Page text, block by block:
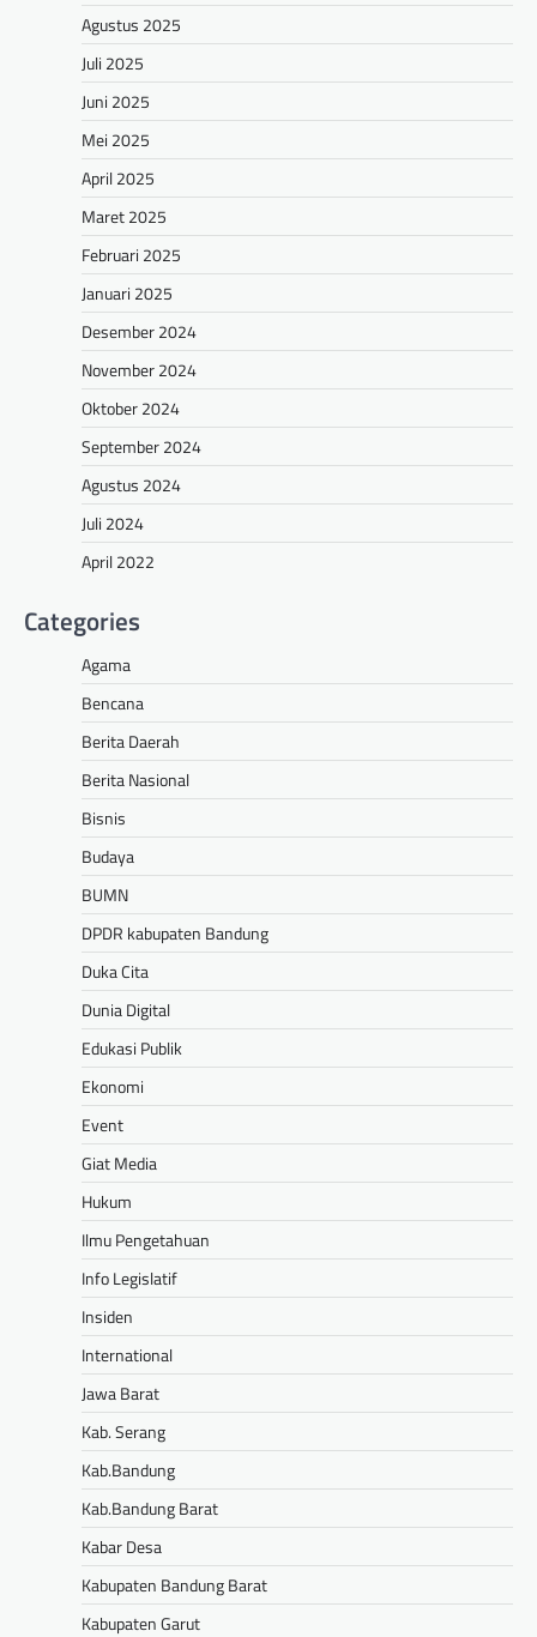
Agustus 2025
Juli 2025
Juni 2025
Mei 2025
April 2025
Maret 2025
Februari 2025
Januari 2025
Desember 2024
November 2024
Oktober 2024
September 2024
Agustus 2024
Juli 2024
April 2022
Categories
Agama
Bencana
Berita Daerah
Berita Nasional
Bisnis
Budaya
BUMN
DPDR kabupaten Bandung
Duka Cita
Dunia Digital
Edukasi Publik
Ekonomi
Event
Giat Media
Hukum
Ilmu Pengetahuan
Info Legislatif
Insiden
International
Jawa Barat
Kab. Serang
Kab.Bandung
Kab.Bandung Barat
Kabar Desa
Kabupaten Bandung Barat
Kabupaten Garut